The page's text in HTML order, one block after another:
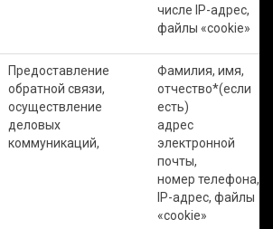
числе IP-адрес,
файлы «cookie»
Предоставление
обратной связи,
осуществление
деловых
коммуникаций,
Фамилия, имя,
отчество*(если
есть)
адрес
электронной
почты,
номер телефона,
IP-адрес, файлы
«cookie»